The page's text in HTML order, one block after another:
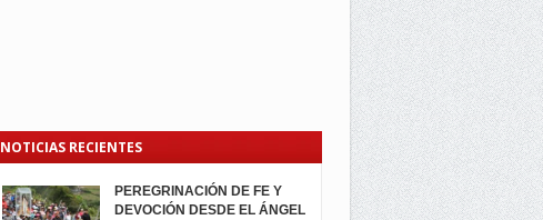
NOTICIAS RECIENTES
PEREGRINACIÓN DE FE Y
DEVOCIÓN DESDE EL ÁNGEL